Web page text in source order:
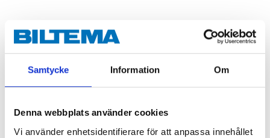
Samtycke Information Om
Denna webbplats använder cookies
Vi använder enhetsidentifierare för att anpassa innehållet
Technical specifications
Width
14 cm
Number of hooks
2 pcs